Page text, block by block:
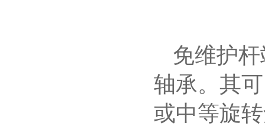
免维护
轴承。其
或中等旋